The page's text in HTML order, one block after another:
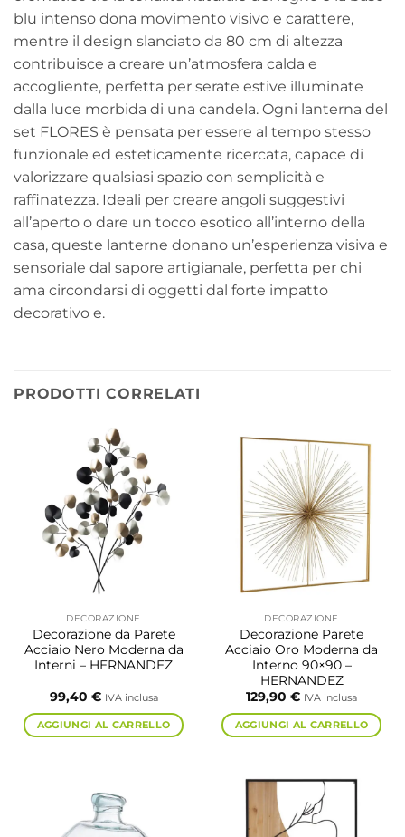
blu intenso dona movimento visivo e carattere,
mentre il design slanciato da 80 cm di altezza
contribuisce a creare un’atmosfera calda e
accogliente, perfetta per serate estive illuminate
dalla luce morbida di una candela. Ogni lanterna del
set FLORES è pensata per essere al tempo stesso
funzionale ed esteticamente ricercata, capace di
valorizzare qualsiasi spazio con semplicità e
raffinatezza. Ideali per creare angoli suggestivi
all’aperto o dare un tocco esotico all’interno della
casa, queste lanterne donano un’esperienza visiva e
sensoriale dal sapore artigianale, perfetta per chi
ama circondarsi di oggetti dal forte impatto
decorativo e.
PRODOTTI CORRELATI
DECORAZIONE
Decorazione da Parete
Acciaio Nero Moderna da
Interni – HERNANDEZ
99,40 € IVA inclusa
AGGIUNGI AL CARRELLO
DECORAZIONE
Decorazione Parete
Acciaio Oro Moderna da
Interno 90×90 –
HERNANDEZ
129,90 € IVA inclusa
AGGIUNGI AL CARRELLO